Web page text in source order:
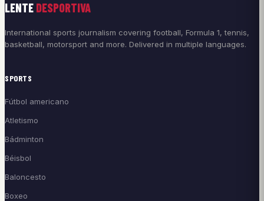
LENTE DESPORTIVA
International sports journalism covering football, Formula 1, tennis,
basketball, motorsport and more. Delivered in multiple languages.
SPORTS
Fútbol americano
Atletismo
Bádminton
Béisbol
Baloncesto
Boxeo